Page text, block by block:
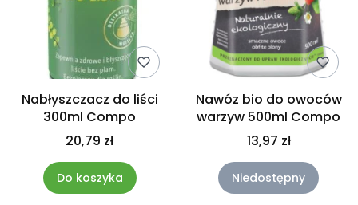
Nabłyszczacz do liści
300ml Compo
20,79 zł
Do koszyka
Nawóz bio do owoców
warzyw 500ml Compo
13,97 zł
Niedostępny